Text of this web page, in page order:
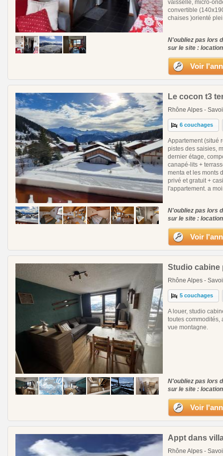
vaisselle, micro-
convertible
chaises )orienté
N'oubliez pas lors
sur le site :
Voir
Le cocon t3
Rhône Alpes -
6 couchages
Appartement (situé
pistes des saisies,
dernier étage,
canapé-lits +
menta et les monts
privé et gratuit +
l'appartement. a
N'oubliez pas lors
sur le site :
Voir
Studio cabine
Rhône Alpes -
5 couchages
A louer, studio
toutes commodités,
vue montagne.
N'oubliez pas lors
sur le site :
Voir
Appt dans
Rhône Alpes -